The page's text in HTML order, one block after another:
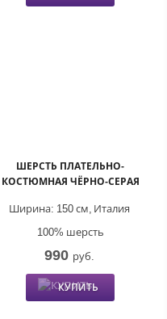
ШЕРСТЬ ПЛАТЕЛЬНО-
КОСТЮМНАЯ ЧЁРНО-СЕРАЯ
Италия
Ширина: 150 см,
100% шерсть
990 руб.
КУПИТЬ